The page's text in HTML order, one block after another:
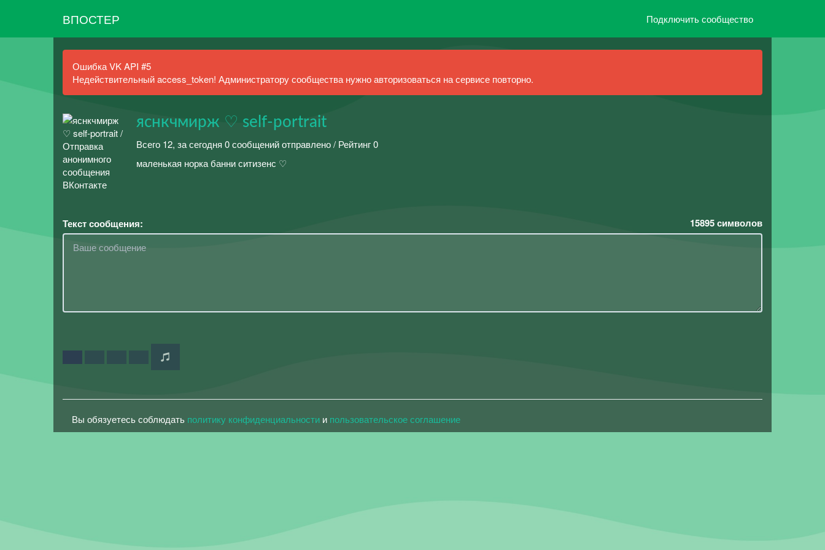
ВПОСТЕР Подключить сообщество
Ошибка VK API #5
Недействительный access_token! Администратору сообщества нужно авторизоваться на сервисе повторно.
яснкчмирж ♡ self-portrait
Всего 12, за сегодня 0 сообщений отправлено / Рейтинг 0
маленькая норка банни ситизенс ♡
Текст сообщения: 15895символов
Вы обязуетесь соблюдать политику конфиденциальности и пользовательское соглашение